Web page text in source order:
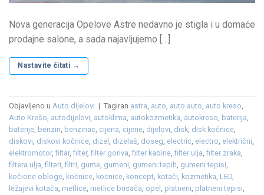
Nova generacija Opelove Astre nedavno je stigla i u domaće
prodajne salone, a sada najavljujemo […]
Nastavite čitati →
Objavljeno u Auto dijelovi | Tagiran astra, auto, auto auto, auto kreso,
Auto Krešo, autodijelovi, autoklima, autokozmetika, autokreso, baterija,
baterije, benzin, benzinac, cijena, cijene, dijelovi, disk, disk kočnice,
diskovi, diskovi kočnice, dizel , dizelaš, doseg, electric, electro, električni,
elektromotor,filtar,filter,filter goriva,filter kabine,filter ulja,filter zraka,
filtera ulja,filteri,filtri, gume, gumeni, gumeni tepih, gumeni tepisi,
kočione obloge, kočnice, kocnice, koncept, kotači, kozmetika, LED,
ležajevi kotača, metlice, metlice brisača, opel , platneni, platneni tepisi,